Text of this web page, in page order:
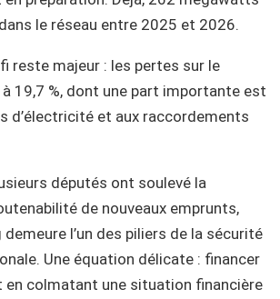
le réseau entre 2025 et 2026.
reste majeur : les pertes sur le
à 19,7 %, dont une part importante est
d’électricité et aux raccordements
députés ont soulevé la
de nouveaux emprunts,
l’un des piliers de la sécurité
Une équation délicate : financer
colmatant une situation financière